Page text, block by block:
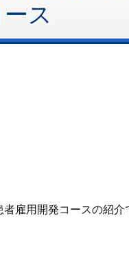
ス
雇用開発コースの紹介